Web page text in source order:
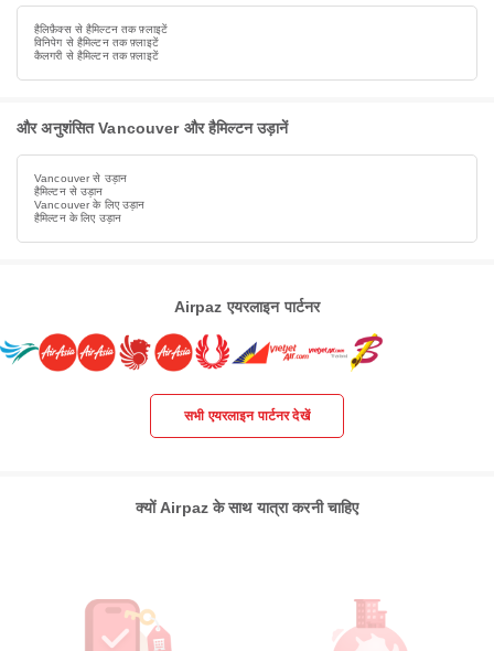
हैलिफ़ैक्स से हैमिल्टन तक फ़्लाइटें
विनिपेग से हैमिल्टन तक फ़्लाइटें
कैलगरी से हैमिल्टन तक फ़्लाइटें
और अनुशंसित Vancouver और हैमिल्टन उड़ानें
Vancouver से उड़ान
हैमिल्टन से उड़ान
Vancouver के लिए उड़ान
हैमिल्टन के लिए उड़ान
Airpaz एयरलाइन पार्टनर
सभी एयरलाइन पार्टनर देखें
क्यों Airpaz के साथ यात्रा करनी चाहिए